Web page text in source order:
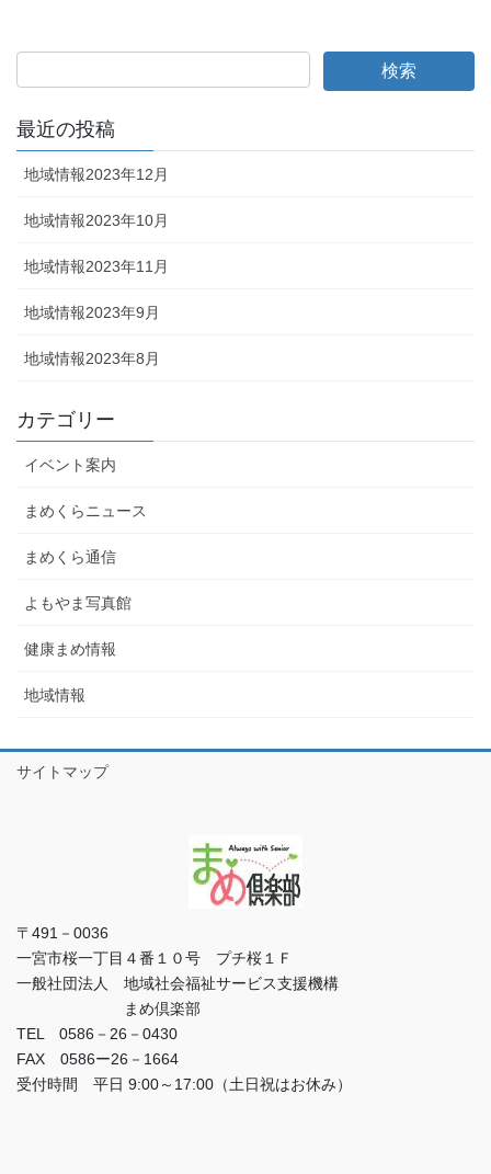
最近の投稿
地域情報2023年12月
地域情報2023年10月
地域情報2023年11月
地域情報2023年9月
地域情報2023年8月
カテゴリー
イベント案内
まめくらニュース
まめくら通信
よもやま写真館
健康まめ情報
地域情報
サイトマップ
〒491－0036
一宮市桜一丁目４番１０号 プチ桜１Ｆ
一般社団法人 地域社会福祉サービス支援機構
まめ倶楽部
TEL 0586－26－0430
FAX 0586ー26－1664
受付時間 平日 9:00～17:00（土日祝はお休み）